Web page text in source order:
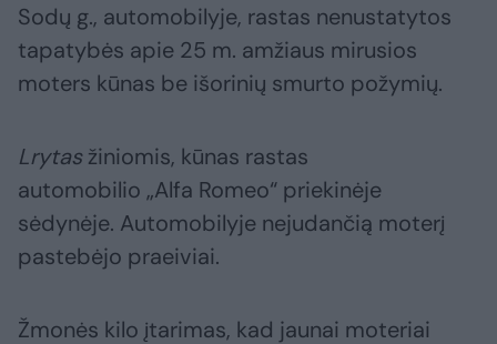
Sodų g., automobilyje, rastas nenustatytos
tapatybės apie 25 m. amžiaus mirusios
moters kūnas be išorinių smurto požymių.
Lrytasžiniomis, kūnas rastas
automobilio „Alfa Romeo“ priekinėje
sėdynėje. Automobilyje nejudančią moterį
pastebėjo praeiviai.
Žmonės kilo įtarimas, kad jaunai moteriai